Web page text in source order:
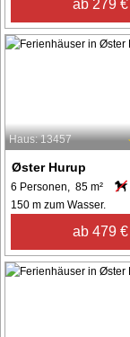
ab 279 €
Haus: 13457
Øster Hurup
6 Personen, 85 m²
150 m zum Wasser.
ab 479 €